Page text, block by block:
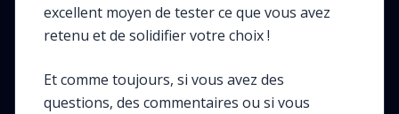
excellent moyen de tester ce que vous avez
retenu et de solidifier votre choix !
Et comme toujours, si vous avez des
questions, des commentaires ou si vous